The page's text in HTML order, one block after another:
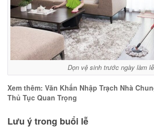
Dọn vệ sinh trước ngày làm lễ
Xem thêm: Văn Khấn Nhập Trạch Nhà
Thủ Tục Quan Trọng
Lưu ý trong buổi lễ